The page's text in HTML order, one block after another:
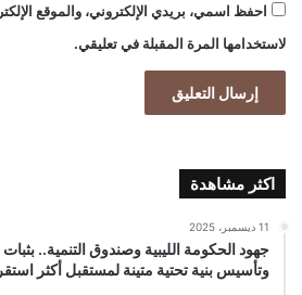
احفظ اسمي، بريدي الإلكتروني، والموقع
لاستخدامها المرة المقبلة في تعليقي.
اكثر مشاهدة
11 ديسمبر، 2025
جهود الحكومة الليبية وصندوق التنمية..
وتأسيس بنية تحتية متينة لمستقبل أكثر